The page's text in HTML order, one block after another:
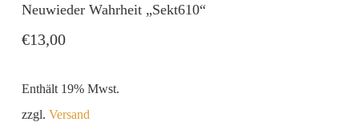
Neuwieder Wahrheit „Sekt610“
€13,00
Enthält 19% Mwst.
zzgl. Versand